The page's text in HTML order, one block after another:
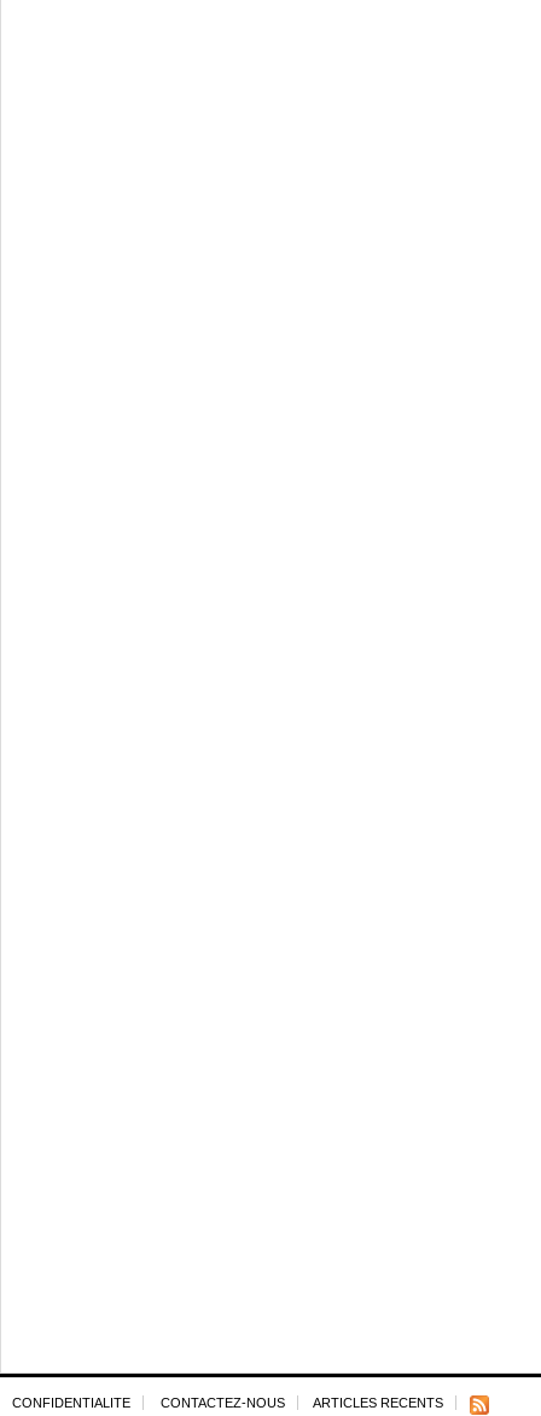
CONFIDENTIALITE CONTACTEZ-NOUS ARTICLES RECENTS